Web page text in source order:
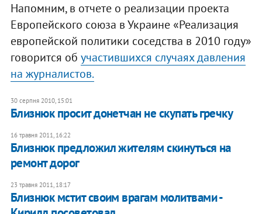
Напомним, в отчете о реализации проекта
Европейского союза в Украине «Реализация
европейской политики соседства в 2010 году»
говорится об участившихся случаях давления
на журналистов.
30 серпня 2010, 15:01
Близнюк просит донетчан не скупать гречку
16 травня 2011, 16:22
Близнюк предложил жителям скинуться на
ремонт дорог
23 травня 2011, 18:17
Близнюк мстит своим врагам молитвами -